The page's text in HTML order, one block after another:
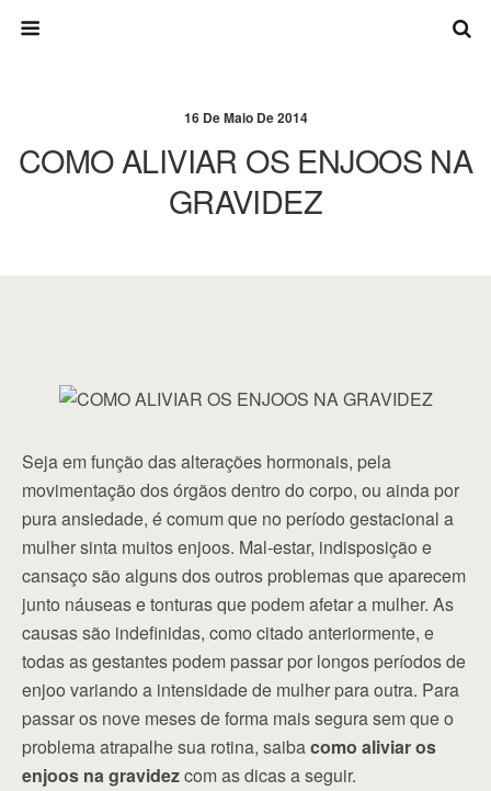
16 De Maio De 2014
COMO ALIVIAR OS ENJOOS NA
GRAVIDEZ
Seja em função das alterações hormonais, pela
movimentação dos órgãos dentro do corpo, ou ainda por
pura ansiedade, é comum que no período gestacional a
mulher sinta muitos enjoos. Mal-estar, indisposição e
cansaço são alguns dos outros problemas que aparecem
junto náuseas e tonturas que podem afetar a mulher. As
causas são indefinidas, como citado anteriormente, e
todas as gestantes podem passar por longos períodos de
enjoo variando a intensidade de mulher para outra. Para
passar os nove meses de forma mais segura sem que o
problema atrapalhe sua rotina, saibacomo aliviar os
enjoos na gravidezcom as dicas a seguir.